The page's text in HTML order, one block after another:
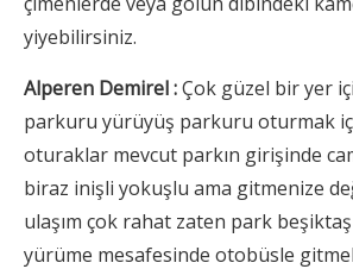
yiyebilirsiniz.
Alperen Demirel :Çok güzel bir yer
parkuru yürüyüş parkuru oturmak
oturaklar mevcut parkın girişinde
biraz inişli yokuşlu ama gitmenize
ulaşım çok rahat zaten park
yürüme mesafesinde otobüsle